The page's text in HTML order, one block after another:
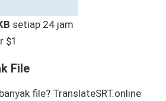
setiap 24 jam
$1
File
file? TranslateSRT.online